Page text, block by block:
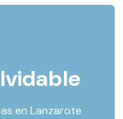
en Lanzarote